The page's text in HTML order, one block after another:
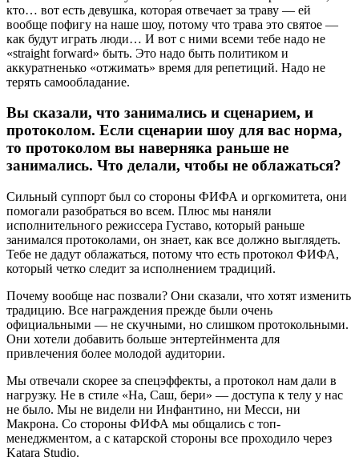
кто… вот есть девушка, которая отвечает за траву — ей
вообще пофигу на наше шоу, потому что трава это святое —
как будут играть люди… И вот с ними всеми тебе надо не
«straight forward» быть. Это надо быть политиком и
аккуратненько «отжимать» время для репетиций. Надо не
терять самообладание.
Вы сказали, что занимались и сценарием, и
протоколом. Если сценарии шоу для вас норма,
то протоколом вы наверняка раньше не
занимались. Что делали, чтобы не облажаться?
Сильный суппорт был со стороны ФИФА и оргкомитета, они
помогали разобраться во всем. Плюс мы наняли
исполнительного режиссера Густаво, который раньше
занимался протоколами, он знает, как все должно выглядеть.
Тебе не дадут облажаться, потому что есть протокол ФИФА,
который четко следит за исполнением традиций.
Почему вообще нас позвали? Они сказали, что хотят изменить
традицию. Все награждения прежде были очень
официальными — не скучными, но слишком протокольными.
Они хотели добавить больше энтертейнмента для
привлечения более молодой аудитории.
Мы отвечали скорее за спецэффекты, а протокол нам дали в
нагрузку. Не в стиле «На, Саш, бери» — доступа к телу у нас
не было. Мы не видели ни Инфантино, ни Месси, ни
Макрона. Со стороны ФИФА мы общались с топ-
менеджментом, а с катарской стороны все проходило через
Katara Studio.